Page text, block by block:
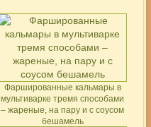
Фаршированные кальмары в
мультиварке тремя способами
– жареные, на пару и с соусом
бешамель